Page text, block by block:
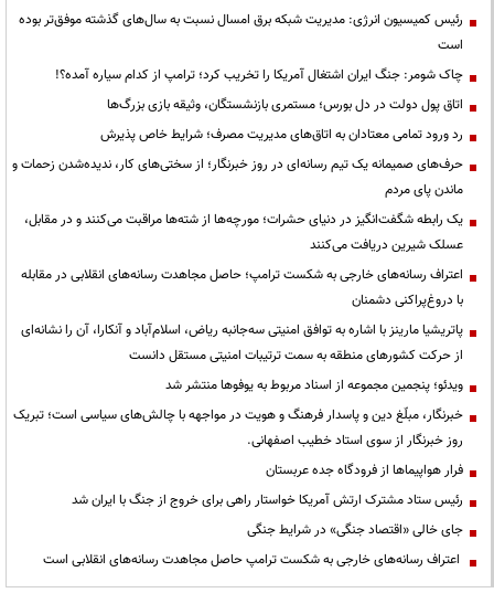
رئیس کمیسیون انرژی: مدیریت شبکه برق امسال نسبت به سال‌های گذشته موفق‌تر بوده
است
چاک شومر: جنگ ایران اشتغال آمریکا را تخریب کرد؛ ترامپ از کدام سیاره آمده؟!
اتاق پول دولت در دل بورس؛ مستمری بازنشستگان، وثیقه بازی بزرگ‌ها
رد ورود تمامی معتادان به اتاق‌های مدیریت مصرف؛ شرایط خاص پذیرش
حرف‌های صمیمانه یک تیم رسانه‌ای در روز خبرنگار؛ از سختی‌های کار، ندیده‌شدن زحمات و
ماندن پای مردم
یک رابطه شگفت‌انگیز در دنیای حشرات؛ مورچه‌ها از شته‌ها مراقبت می‌کنند و در مقابل،
عسلک شیرین دریافت می‌کنند
اعتراف رسانه‌های خارجی به شکست ترامپ؛ حاصل مجاهدت رسانه‌های انقلابی در مقابله
با دروغ‌پراکنی دشمنان
پاتریشیا مارینز با اشاره به توافق امنیتی سه‌جانبه ریاض، اسلام‌آباد و آنکارا، آن را نشانه‌ای
از حرکت کشورهای منطقه به سمت ترتیبات امنیتی مستقل دانست
ویدئو؛ پنجمین مجموعه از اسناد مربوط به یوفوها منتشر شد
خبرنگار، مبلّغ دین و پاسدار فرهنگ و هویت در مواجهه با چالش‌های سیاسی است؛ تبریک
روز خبرنگار از سوی استاد خطیب اصفهانی.
فرار هواپیماها از فرودگاه جده عربستان
رئیس ستاد مشترک ارتش آمریکا خواستار راهی برای خروج از جنگ با ایران شد
جای خالی «اقتصاد جنگی» در شرایط جنگی
اعتراف رسانه‌های خارجی به شکست ترامپ حاصل مجاهدت رسانه‌های انقلابی است